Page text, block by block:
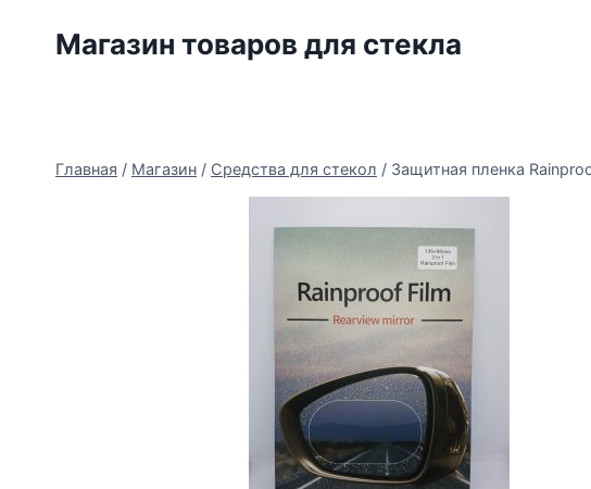
Магазин товаров для стекла
Главная / Магазин / Средства для стекол / Защитная пленка